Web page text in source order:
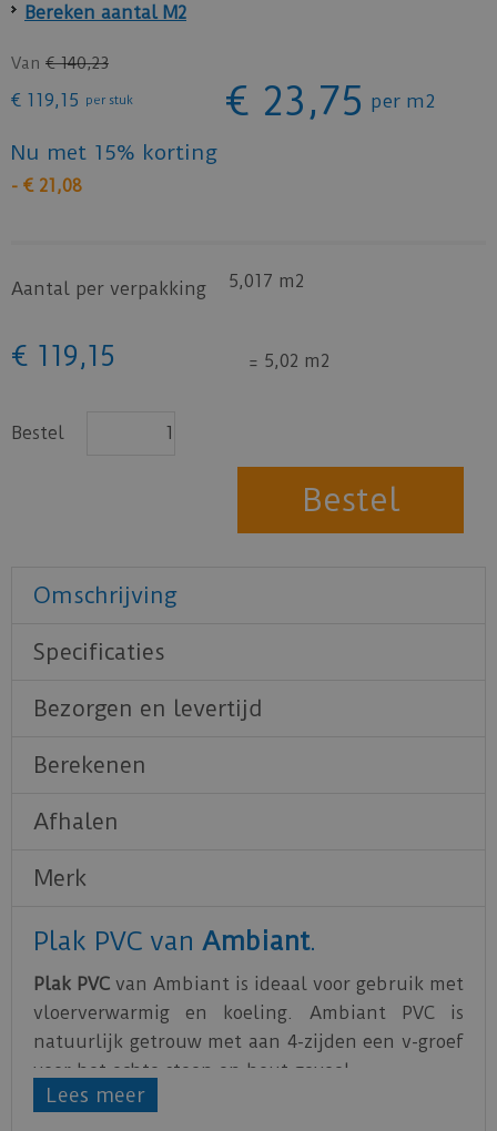
Bereken aantal M2
Van € 140,23
€ 119,15 per stuk € 23,75 per m2
Nu met 15% korting
- € 21,08
Aantal per verpakking 5,017 m2
€ 119,15 = 5,02 m2
Bestel
Omschrijving
Specificaties
Bezorgen en levertijd
Berekenen
Afhalen
Merk
Plak PVC van Ambiant.
Plak PVC van Ambiant is ideaal voor gebruik met
vloerverwarmig en koeling. Ambiant PVC is
natuurlijk getrouw met aan 4-zijden een v-groef
voor het echte steen en hout gevoel.
PVC van Ambiant is verkrijgbaar is verschillende
Lees meer